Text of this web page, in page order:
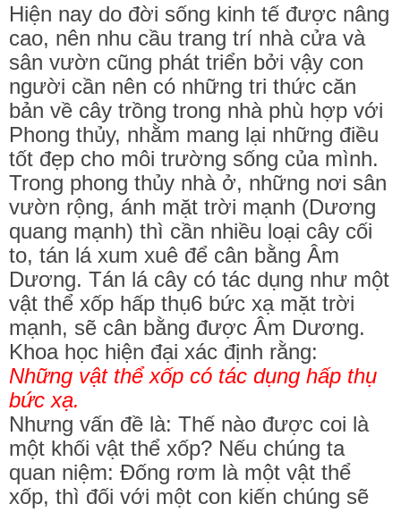
Hiện nay do đời sống kinh tế được nâng
cao, nên nhu cầu trang trí nhà cửa và
sân vườn cũng phát triển bởi vậy con
người cần nên có những tri thức căn
bản về cây trồng trong nhà phù hợp với
Phong thủy, nhằm mang lại những điều
tốt đẹp cho môi trường sống của mình.
Trong phong thủy nhà ở, những nơi sân
vườn rộng, ánh mặt trời mạnh (Dương
quang mạnh) thì cần nhiều loại cây cối
to, tán lá xum xuê để cân bằng Âm
Dương. Tán lá cây có tác dụng như một
vật thể xốp hấp thụ6 bức xạ mặt trời
mạnh, sẽ cân bằng được Âm Dương.
Khoa học hiện đại xác định rằng:
Những vật thể xốp có tác dụng hấp thụ
bức xạ.
Nhưng vấn đề là: Thế nào được coi là
một khối vật thể xốp? Nếu chúng ta
quan niệm: Đống rơm là một vật thể
xốp, thì đối với một con kiến chúng sẽ